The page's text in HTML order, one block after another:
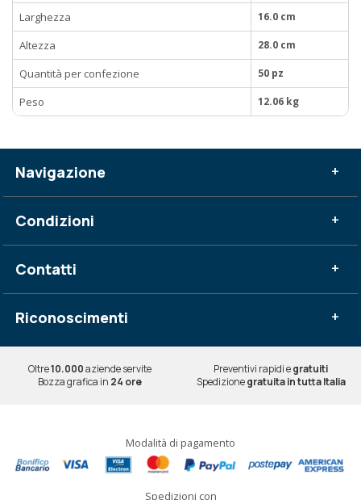
Larghezza
16.0 cm
Altezza 28.0 cm
Quantità per confezione 50 pz
Peso 12.06 kg
Navigazione +
Condizioni +
Contatti +
Riconoscimenti +
Oltre10.000aziende servite Preventivi rapidi egratuiti
Bozza grafica in 24 ore Spedizionegratuita in tutta Italia
Modalità di pagamento
Spedizioni con